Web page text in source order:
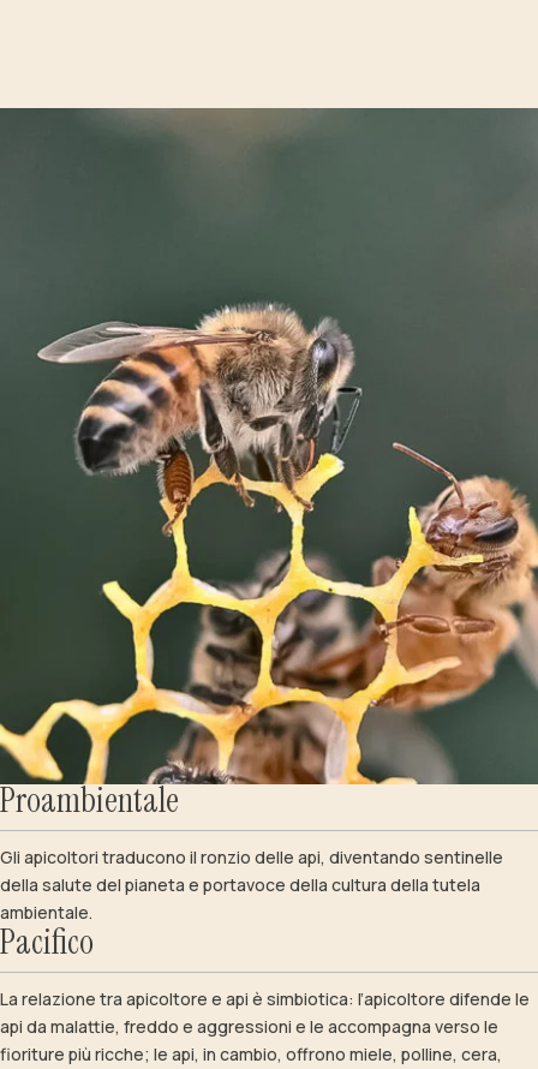
Proambientale
Gli apicoltori traducono il ronzio delle api, diventando sentinelle
della salute del pianeta e portavoce della cultura della tutela
ambientale.
Pacifico
La relazione tra apicoltore e api è simbiotica: l’apicoltore difende le
api da malattie, freddo e aggressioni e le accompagna verso le
fioriture più ricche; le api, in cambio, offrono miele, polline, cera,